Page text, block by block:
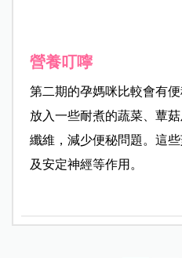
營養叮嚀
第二期的孕媽咪比較會有
放入一些耐煮的蔬菜、蕈
纖維，減少便秘問題。這
及安定神經等作用。